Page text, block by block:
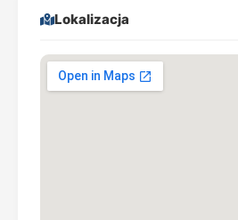
Lokalizacja